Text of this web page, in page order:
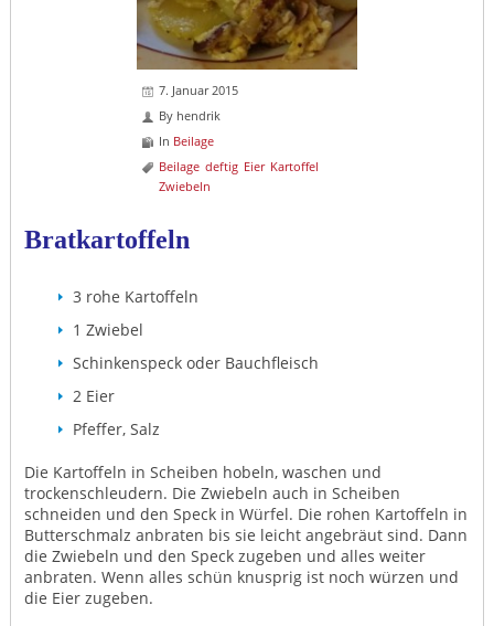
7. Januar 2015
By hendrik
In Beilage
Beilage deftig Eier Kartoffel
Zwiebeln
Bratkartoffeln
3 rohe Kartoffeln
1 Zwiebel
Schinkenspeck oder Bauchfleisch
2 Eier
Pfeffer, Salz
Die Kartoffeln in Scheiben hobeln, waschen und
trockenschleudern. Die Zwiebeln auch in Scheiben
schneiden und den Speck in Würfel. Die rohen Kartoffeln in
Butterschmalz anbraten bis sie leicht angebräut sind. Dann
die Zwiebeln und den Speck zugeben und alles weiter
anbraten. Wenn alles schün knusprig ist noch würzen und
die Eier zugeben.